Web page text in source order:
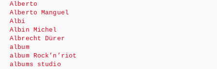
Alberto
Alberto Manguel
Albi
Albin Michel
Albrecht Dürer
album
album Rock’n’riot
albums studio